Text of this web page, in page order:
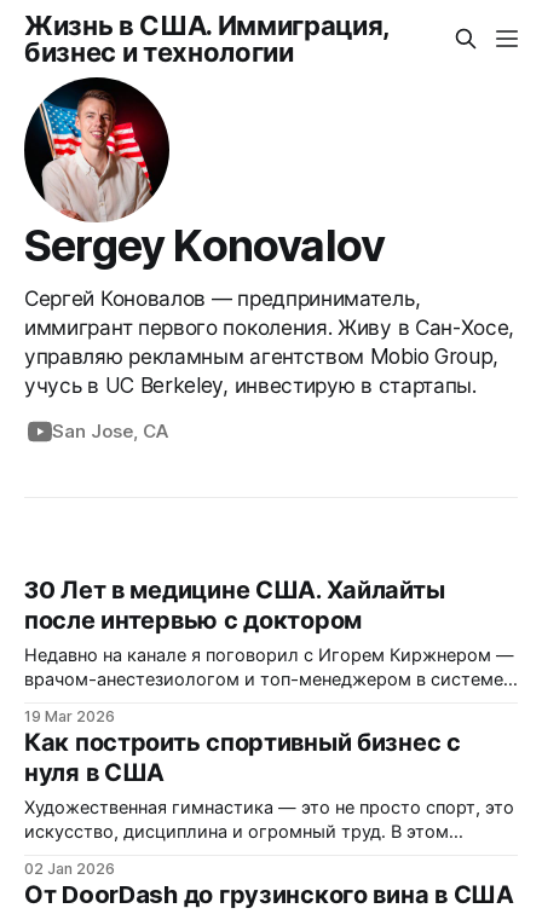
Жизнь в США. Иммиграция,
бизнес и технологии
Sergey Konovalov
Сергей Коновалов — предприниматель,
иммигрант первого поколения. Живу в Сан-Хосе,
управляю рекламным агентством Mobio Group,
учусь в UC Berkeley, инвестирую в стартапы.
San Jose, CA
30 Лет в медицине США. Хайлайты
после интервью с доктором
Недавно на канале я поговорил с Игорем Киржнером —
врачом-анестезиологом и топ-менеджером в системе
американских госпиталей, управляет медицинскими
командами и участвует в оптимизации процессов в
десятках больниц по всей стране. Мы поговорили о
том, как на самом деле работает медицина в США.
19 Mar 2026
Как построить спортивный бизнес с
нуля в США
Художественная гимнастика — это не просто спорт, это
искусство, дисциплина и огромный труд. В этом
основательницы клуба «Champion Rhythmics» в Сан-
Диего, и узнаем, как превратить спортивное прошлое в
02 Jan 2026
От DoorDash до грузинского вина в США